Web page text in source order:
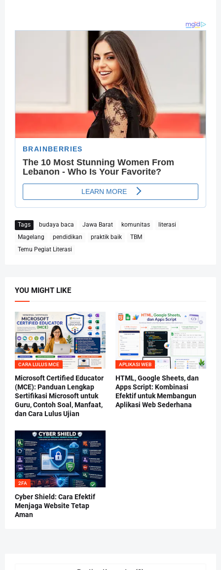
Tags budaya baca Jawa Barat komunitas
literasi
Magelang
pendidikan praktik baik
TBM
Temu Pegiat Literasi
YOU MIGHT LIKE
CARA LULUS MCE
Microsoft Certified Educator
(MCE): Panduan Lengkap
Sertifikasi Microsoft untuk
Guru, Contoh Soal, Manfaat,
dan Cara Lulus Ujian
APLIKASI WEB
HTML, Google Sheets, dan
Apps Script: Kombinasi
Efektif untuk Membangun
Aplikasi Web Sederhana
2FA
Cyber Shield: Cara Efektif
Menjaga Website Tetap
Aman